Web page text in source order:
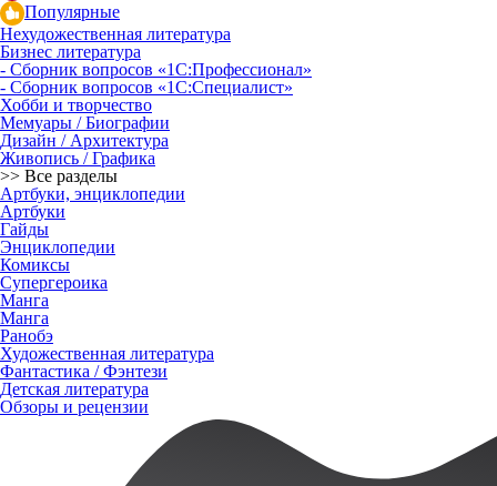
Популярные
Нехудожественная литература
Бизнес литература
- Сборник вопросов «1С:Профессионал»
- Сборник вопросов «1С:Специалист»
Хобби и творчество
Мемуары / Биографии
Дизайн / Архитектура
Живопись / Графика
>> Все разделы
Артбуки, энциклопедии
Артбуки
Гайды
Энциклопедии
Комиксы
Супергероика
Манга
Манга
Ранобэ
Художественная литература
Фантастика / Фэнтези
Детская литература
Обзоры и рецензии